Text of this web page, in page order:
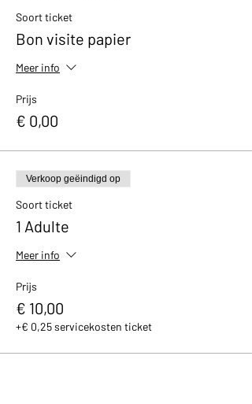
de 10% valable dans notre boutique.
Soort ticket
Bon visite papier
Meer info
Prijs
€ 0,00
Verkoop geëindigd op
Soort ticket
1 Adulte
Meer info
Prijs
€ 10,00
+€ 0,25 servicekosten ticket